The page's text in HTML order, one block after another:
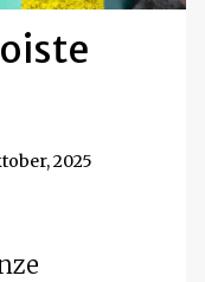
2025